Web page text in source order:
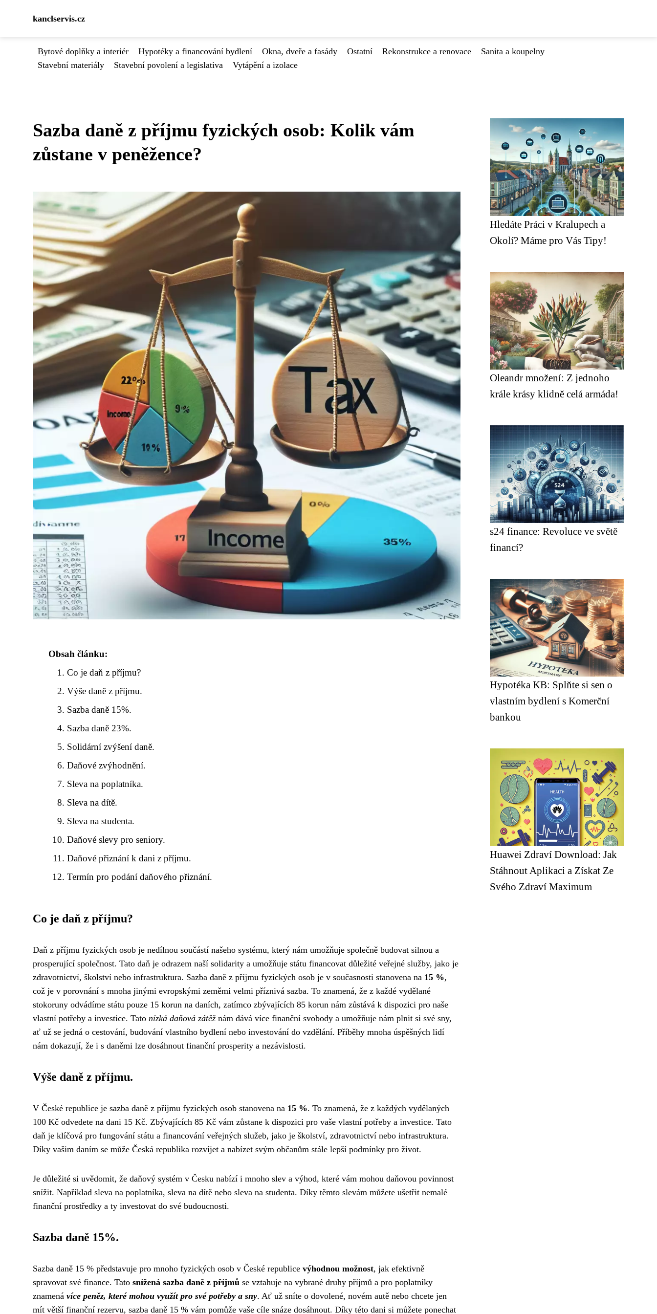
kanclservis.cz
Bytové doplňky a interiér Hypotéky a financování bydlení Okna, dveře a fasády Ostatní Rekonstrukce a renovace
Sanita a koupelny
Stavební materiály
Stavební povolení a legislativa Vytápění a izolace
Sazba daně z příjmu fyzických osob: Kolik vám
zůstane v peněžence?
Obsah článku:
Co je daň z příjmu?
Výše daně z příjmu.
Sazba daně 15%.
Sazba daně 23%.
Solidární zvýšení daně.
Daňové zvýhodnění.
Sleva na poplatníka.
Sleva na dítě.
Sleva na studenta.
Daňové slevy pro seniory.
Daňové přiznání k dani z příjmu.
Termín pro podání daňového přiznání.
Co je daň z příjmu?
Daň z příjmu fyzických osob je nedílnou součástí našeho systému, který nám umožňuje společně budovat silnou a
prosperující společnost. Tato daň je odrazem naší solidarity a umožňuje státu financovat důležité veřejné služby, jako je
zdravotnictví, školství nebo infrastruktura. Sazba daně z příjmu fyzických osob je v současnosti stanovena na 15 %,
což je v porovnání s mnoha jinými evropskými zeměmi velmi příznivá sazba. To znamená, že z každé vydělané
stokoruny odvádíme státu pouze 15 korun na daních, zatímco zbývajících 85 korun nám zůstává k dispozici pro naše
vlastní potřeby a investice. Tato nízká daňová zátěžnám dává více finanční svobody a umožňuje nám plnit si své sny,
ať už se jedná o cestování, budování vlastního bydlení nebo investování do vzdělání. Příběhy mnoha úspěšných lidí
nám dokazují, že i s daněmi lze dosáhnout finanční prosperity a nezávislosti.
Výše daně z příjmu.
V České republice je sazba daně z příjmu fyzických osob stanovena na 15 %. To znamená, že z každých vydělaných
100 Kč odvedete na dani 15 Kč. Zbývajících 85 Kč vám zůstane k dispozici pro vaše vlastní potřeby a investice. Tato
daň je klíčová pro fungování státu a financování veřejných služeb, jako je školství, zdravotnictví nebo infrastruktura.
Díky vašim daním se může Česká republika rozvíjet a nabízet svým občanům stále lepší podmínky pro život.
Je důležité si uvědomit, že daňový systém v Česku nabízí i mnoho slev a výhod, které vám mohou daňovou povinnost
snížit. Například sleva na poplatníka, sleva na dítě nebo sleva na studenta. Díky těmto slevám můžete ušetřit nemalé
finanční prostředky a ty investovat do své budoucnosti.
Sazba daně 15%.
Sazba daně 15 % představuje pro mnoho fyzických osob v České republice výhodnou možnost, jak efektivně
spravovat své finance. Tato snížená sazba daně z příjmů se vztahuje na vybrané druhy příjmů a pro poplatníky
znamená více peněz, které mohou využít pro své potřeby a sny. Ať už sníte o dovolené, novém autě nebo chcete jen
mít větší finanční rezervu, sazba daně 15 % vám pomůže vaše cíle snáze dosáhnout. Díky této dani si můžete ponechat
Hledáte Práci v Kralupech a
Okolí? Máme pro Vás Tipy!
Oleandr množení: Z jednoho
krále krásy klidně celá armáda!
s24 finance: Revoluce ve světě
financí?
Hypotéka KB: Splňte si sen o
vlastním bydlení s Komerční
bankou
Huawei Zdraví Download: Jak
Stáhnout Aplikaci a Získat Ze
Svého Zdraví Maximum